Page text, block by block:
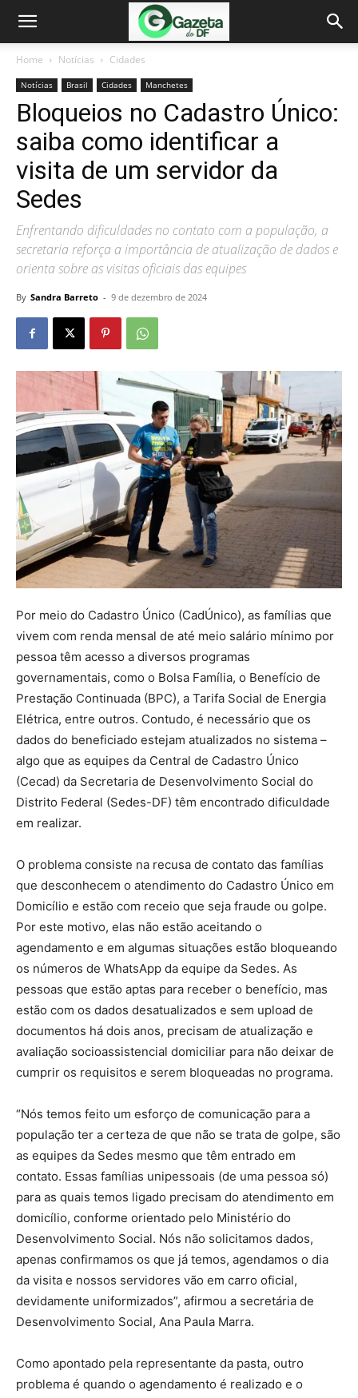
Home Notícias Cidades
Notícias Brasil Cidades Manchetes
Bloqueios no Cadastro Único:
saiba como identificar a
visita de um servidor da
Sedes
Enfrentando dificuldades no contato com a população, a
secretaria reforça a importância de atualização de dados e
orienta sobre as visitas oficiais das equipes
By Sandra Barreto - 9 de dezembro de 2024
Por meio do Cadastro Único (CadÚnico), as famílias que
vivem com renda mensal de até meio salário mínimo por
pessoa têm acesso a diversos programas
governamentais, como o Bolsa Família, o Benefício de
Prestação Continuada (BPC), a Tarifa Social de Energia
Elétrica, entre outros. Contudo, é necessário que os
dados do beneficiado estejam atualizados no sistema –
algo que as equipes da Central de Cadastro Único
(Cecad) da Secretaria de Desenvolvimento Social do
Distrito Federal (Sedes-DF) têm encontrado dificuldade
em realizar.
O problema consiste na recusa de contato das famílias
que desconhecem o atendimento do Cadastro Único em
Domicílio e estão com receio que seja fraude ou golpe.
Por este motivo, elas não estão aceitando o
agendamento e em algumas situações estão bloqueando
os números de WhatsApp da equipe da Sedes. As
pessoas que estão aptas para receber o benefício, mas
estão com os dados desatualizados e sem upload de
documentos há dois anos, precisam de atualização e
avaliação socioassistencial domiciliar para não deixar de
cumprir os requisitos e serem bloqueadas no programa.
“Nós temos feito um esforço de comunicação para a
população ter a certeza de que não se trata de golpe, são
as equipes da Sedes mesmo que têm entrado em
contato. Essas famílias unipessoais (de uma pessoa só)
para as quais temos ligado precisam do atendimento em
domicílio, conforme orientado pelo Ministério do
Desenvolvimento Social. Nós não solicitamos dados,
apenas confirmamos os que já temos, agendamos o dia
da visita e nossos servidores vão em carro oficial,
devidamente uniformizados”, afirmou a secretária de
Desenvolvimento Social, Ana Paula Marra.
Como apontado pela representante da pasta, outro
problema é quando o agendamento é realizado e o